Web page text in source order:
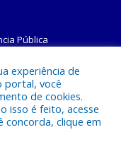
Pública
Municipal de
experiência de
portal, você
de cookies.
isso é feito, acesse
concorda, clique em